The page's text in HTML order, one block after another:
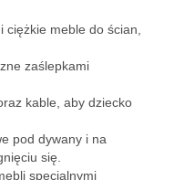
ciężkie meble do ścian,
zaślepkami
kable, aby dziecko
pod dywany i na
się.
specjalnymi